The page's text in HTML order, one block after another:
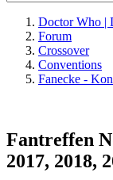
Doctor Who |
Forum
Crossover
Conventions
Fanecke -
Fantreffen
2017, 2018,